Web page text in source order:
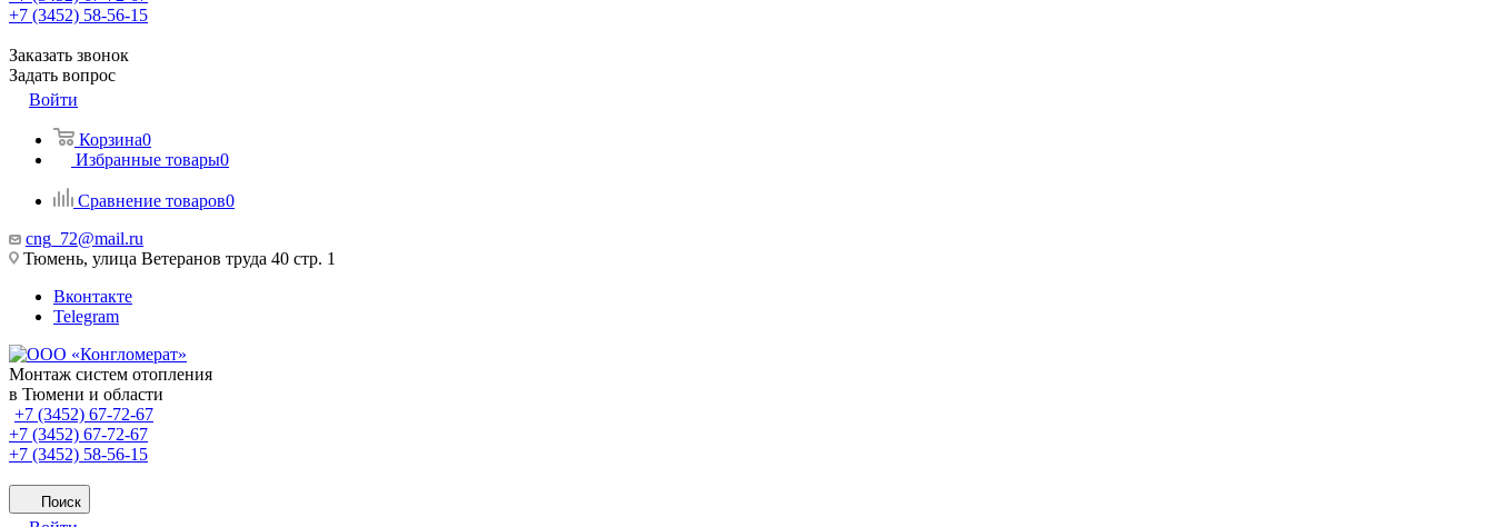
+7 (3452) 58-56-15
Заказать звонок
Задать вопрос
Войти
Корзина0
Избранные товары0
Сравнение товаров0
cng_72@mail.ru
Тюмень, улица Ветеранов труда 40 стр. 1
Вконтакте
Telegram
Монтаж систем отопления
в Тюмени и области
+7 (3452) 67-72-67
+7 (3452) 67-72-67
+7 (3452) 58-56-15
Поиск